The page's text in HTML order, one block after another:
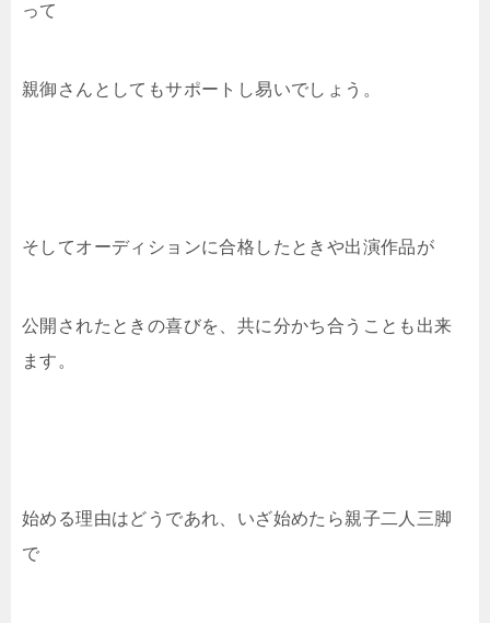
って
親御さんとしてもサポートし易いでしょう。
そしてオーディションに合格したときや出演作品が
公開されたときの喜びを、共に分かち合うことも出来
ます。
始める理由はどうであれ、いざ始めたら親子二人三脚
で